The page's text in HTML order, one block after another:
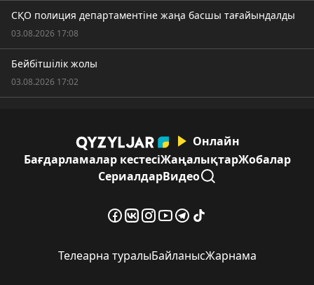
СҚО полиция департаментіне жаңа басшы тағайындалды
03.08.2026 17:08
Бейбітшілік жолы
03.08.2026 17:02
Онлайн
Бағдарламалар кестесіЖаңалықтарЖобалар
СериалдарВидео
Телеарна туралыБайланысЖарнама